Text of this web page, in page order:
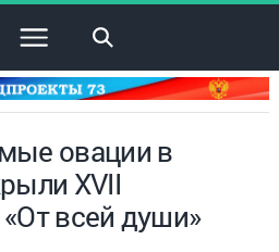
×
овации в
XVII
всей души»